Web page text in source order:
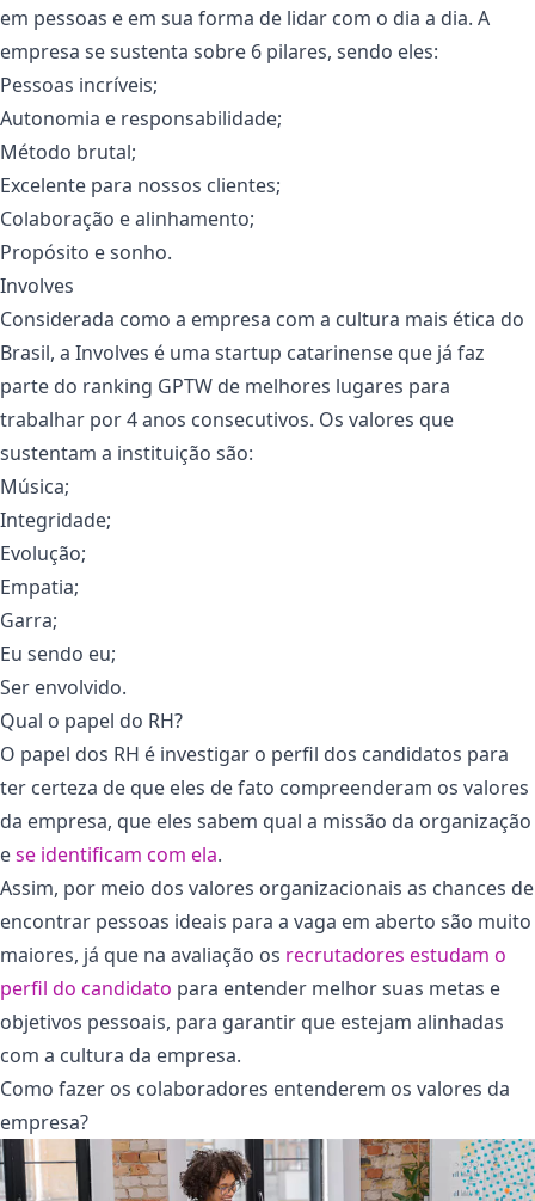
em pessoas e em sua forma de lidar com o dia a dia. A
empresa se sustenta sobre 6 pilares, sendo eles:
Pessoas incríveis;
Autonomia e responsabilidade;
Método brutal;
Excelente para nossos clientes;
Colaboração e alinhamento;
Propósito e sonho.
Involves
Considerada como a empresa com a cultura mais ética do
Brasil, a Involves é uma startup catarinense que já faz
parte do ranking GPTW de melhores lugares para
trabalhar por 4 anos consecutivos. Os valores que
sustentam a instituição são:
Música;
Integridade;
Evolução;
Empatia;
Garra;
Eu sendo eu;
Ser envolvido.
Qual o papel do RH?
O papel dos RH é investigar o perfil dos candidatos para
ter certeza de que eles de fato compreenderam os valores
da empresa, que eles sabem qual a missão da organização
ese identificam com ela.
Assim, por meio dos valores organizacionais as chances de
encontrar pessoas ideais para a vaga em aberto são muito
maiores, já que na avaliação os recrutadores estudam o
perfil do candidato para entender melhor suas metas e
objetivos pessoais, para garantir que estejam alinhadas
com a cultura da empresa.
Como fazer os colaboradores entenderem os valores da
empresa?